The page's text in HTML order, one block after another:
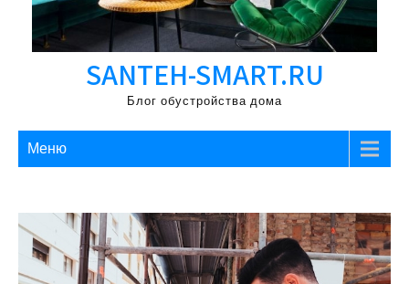
SANTEH-SMART.RU
Блог обустройства дома
Меню